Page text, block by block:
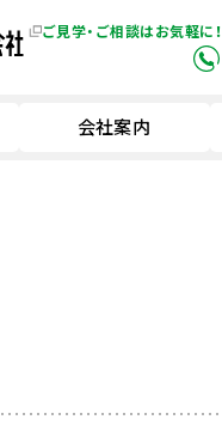
ご見学・ご相談はお気軽に！
会社案内